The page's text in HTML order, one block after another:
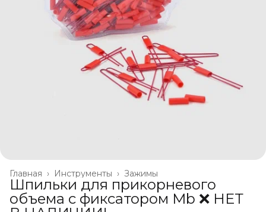
Зажимы
Инструменты ›
Главная ›
Шпильки для прикорневого
объема с фиксатором Mb ❌ НЕТ